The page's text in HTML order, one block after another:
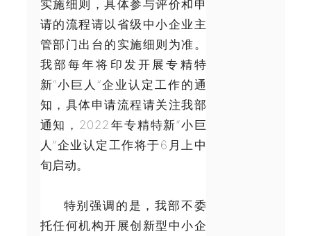
实施细则，具体参与评价和申
请的流程请以省级中小企业主
管部门出台的实施细则为准。
我部每年将印发开展专精特
新“小巨人”企业认定工作的通
知，具体申请流程请关注我部
通知，2022年专精特新“小巨
人”企业认定工作将于6月上中
旬启动。
特别强调的是，我部不委
托任何机构开展创新型中小企